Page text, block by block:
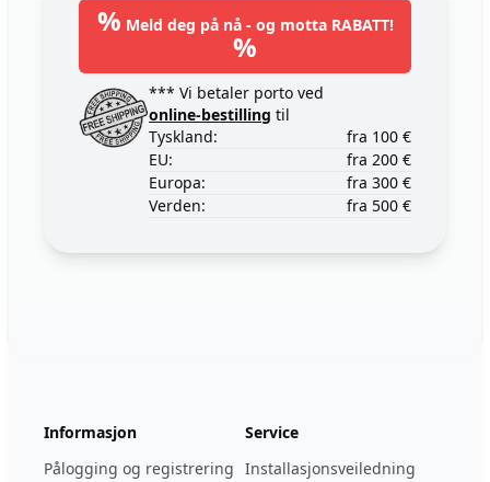
% Meld deg på nå - og motta RABATT!
%
*** Vi betaler porto ved
online-bestilling til
Tyskland:
fra 100 €
EU:
fra 200 €
Europa:
fra 300 €
Verden:
fra 500 €
Informasjon
Pålogging og registrering
Service
Installasjonsveiledning